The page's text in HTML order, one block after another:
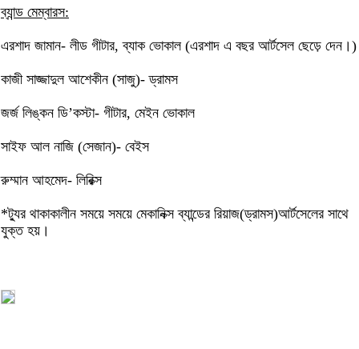
ব্যান্ড মেম্বারস:
এরশাদ জামান- লীড গীটার, ব্যাক ভোকাল (এরশাদ এ বছর আর্টসেল ছেড়ে দেন।)
কাজী সাজ্জাদুল আশেকীন (সাজু)- ড্রামস
জর্জ লিঙ্কন ডি’কস্টা- গীটার, মেইন ভোকাল
সাইফ আল নাজি (সেজান)- বেইস
রুম্মান আহমেদ- লিরিক্স
*ট্যুর থাকাকালীন সময়ে সময়ে মেকানিক্স ব্যান্ডের রিয়াজ(ড্রামস)আর্টসেলের সাথে
যুক্ত হয়।